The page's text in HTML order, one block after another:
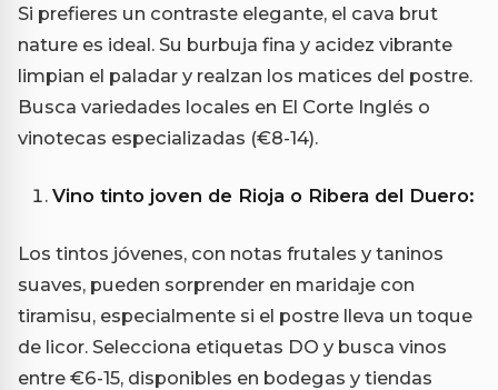
Si prefieres un contraste elegante, el cava brut
nature es ideal. Su burbuja fina y acidez vibrante
limpian el paladar y realzan los matices del postre.
Busca variedades locales en El Corte Inglés o
vinotecas especializadas (€8-14).
Vino tinto joven de Rioja o Ribera del Duero:
Los tintos jóvenes, con notas frutales y taninos
suaves, pueden sorprender en maridaje con
tiramisu, especialmente si el postre lleva un toque
de licor. Selecciona etiquetas DO y busca vinos
entre €6-15, disponibles en bodegas y tiendas